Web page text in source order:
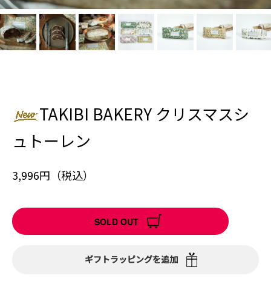
TAKIBI BAKERY クリスマスシ
ュトーレン
3,996円（税込）
SOLD OUT
ギフトラッピングを追加